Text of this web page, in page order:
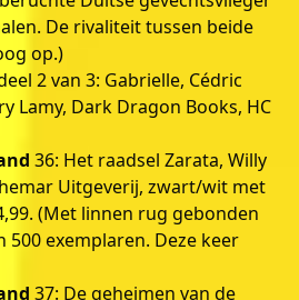
De rivaliteit tussen beide
op.)
2 van 3: Gabrielle, Cédric
Lamy, Dark Dragon Books, HC
36: Het raadsel Zarata, Willy
Uitgeverij, zwart/wit met
(Met linnen rug gebonden
500 exemplaren. Deze keer
37: De geheimen van de